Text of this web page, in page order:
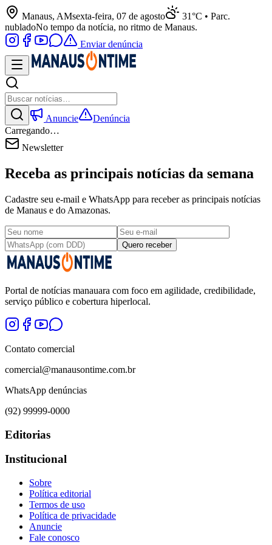
Manaus, AMsexta-feira, 07 de agosto
31°C • Parc.
nubladoNo tempo da notícia, no ritmo de Manaus.
Enviar denúncia
Anuncie
Denúncia
Carregando…
Newsletter
Receba as principais notícias da semana
Cadastre seu e-mail e WhatsApp para receber as principais notícias
de Manaus e do Amazonas.
Quero receber
Portal de notícias manauara com foco em agilidade, credibilidade,
serviço público e cobertura hiperlocal.
Contato comercial
comercial@manausontime.com.br
WhatsApp denúncias
(92) 99999-0000
Editorias
Institucional
Sobre
Política editorial
Termos de uso
Política de privacidade
Anuncie
Fale conosco